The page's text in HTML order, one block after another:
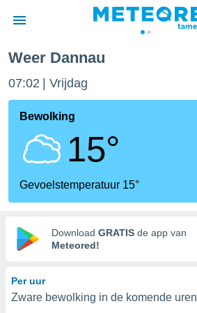
door
verstrekte
hoge
hebt de
voor
op basis
Weer Dannau
07:02 Vrijdag
Bewolking
15°
Gevoelstemperatuur 15°
Download GRATIS de app van
Meteored!
Per uur
Zware bewolking in de komende uren